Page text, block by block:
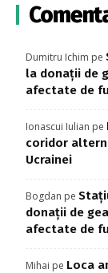
Dumitru Ichim pe
la donații de
afectate de
Ionascui Iulian pe
coridor
Ucrainei
Bogdan pe
donații de
afectate de
Mihai pe Loca